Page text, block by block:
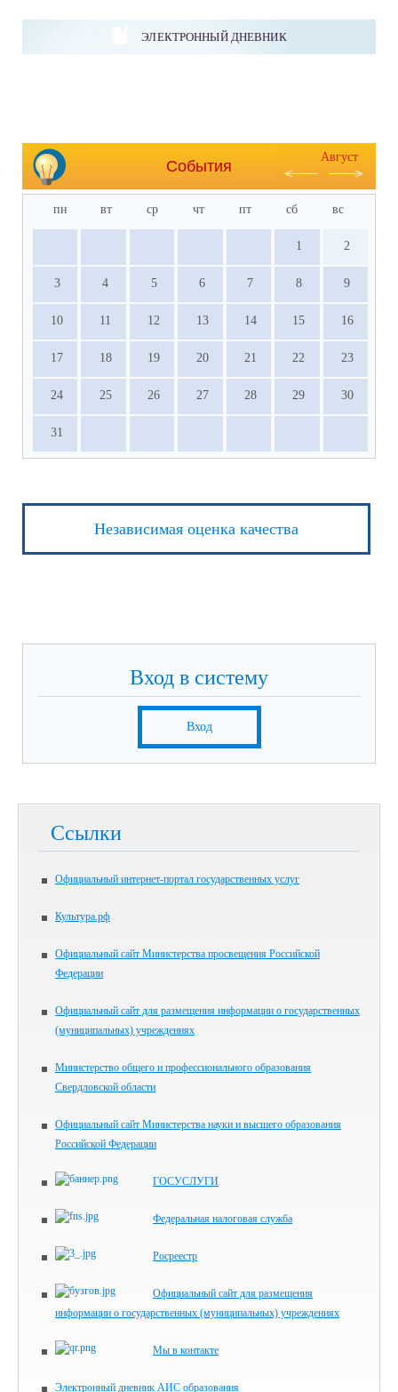
ЭЛЕКТРОННЫЙ ДНЕВНИК
События
Август
пн вт ср чт пт сб вс
1 2
3 4 5 6 7 8 9
10 11 12 13 14 15 16
17 18 19 20 21 22 23
24 25 26 27 28 29 30
31
Независимая оценка качества
Вход в систему
Вход
Ссылки
Официальный интернет-портал государственных услуг
Культура.рф
Официальный сайт Министерства просвещения Российской
Федерации
Официальный сайт для размещения информации о государственных
(муниципальных) учреждениях
Министерство общего и профессионального образования
Свердловской области
Официальный сайт Министерства науки и высшего образования
Российской Федерации
ГОСУСЛУГИ
Федеральная налоговая служба
Росреестр
Официальный сайт для размещения
информации о государственных (муниципальных) учреждениях
Мы в контакте
Электронный дневник АИС образования